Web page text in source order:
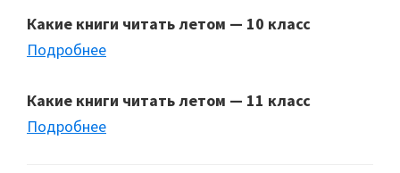
Какие книги читать летом — 10 класс
Подробнее
Какие книги читать летом — 11 класс
Подробнее